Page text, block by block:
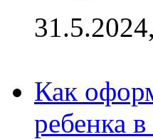
Как
ребенка